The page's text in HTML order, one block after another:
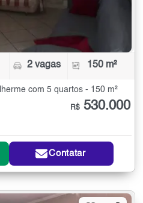
2 vagas 150 m²
com 5 quartos - 150 m²
R$ 530.000
Contatar